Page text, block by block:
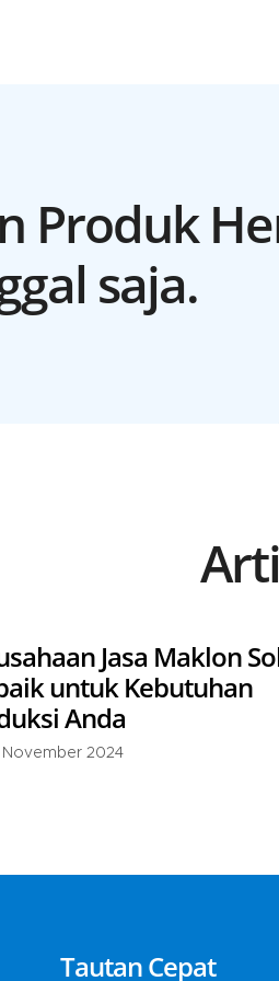
Produk
saja.
Jasa Maklon
untuk Kebutuhan
Anda
November 2024
Tautan Cepat